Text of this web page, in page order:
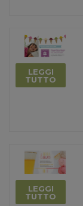
LEGGI
TUTTO
LEGGI
TUTTO